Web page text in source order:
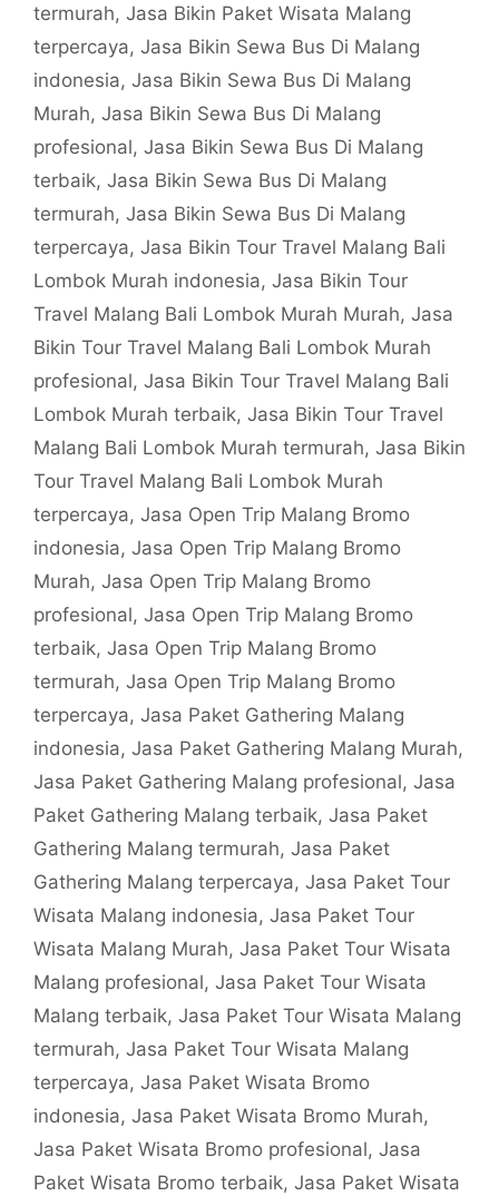
termurah, Jasa Bikin Paket Wisata Malang
terpercaya, Jasa Bikin Sewa Bus Di Malang
indonesia, Jasa Bikin Sewa Bus Di Malang
Murah, Jasa Bikin Sewa Bus Di Malang
profesional, Jasa Bikin Sewa Bus Di Malang
terbaik, Jasa Bikin Sewa Bus Di Malang
termurah, Jasa Bikin Sewa Bus Di Malang
terpercaya, Jasa Bikin Tour Travel Malang Bali
Lombok Murah indonesia, Jasa Bikin Tour
Travel Malang Bali Lombok Murah Murah, Jasa
Bikin Tour Travel Malang Bali Lombok Murah
profesional, Jasa Bikin Tour Travel Malang Bali
Lombok Murah terbaik, Jasa Bikin Tour Travel
Malang Bali Lombok Murah termurah, Jasa Bikin
Tour Travel Malang Bali Lombok Murah
terpercaya, Jasa Open Trip Malang Bromo
indonesia, Jasa Open Trip Malang Bromo
Murah, Jasa Open Trip Malang Bromo
profesional, Jasa Open Trip Malang Bromo
terbaik, Jasa Open Trip Malang Bromo
termurah, Jasa Open Trip Malang Bromo
terpercaya, Jasa Paket Gathering Malang
indonesia, Jasa Paket Gathering Malang Murah,
Jasa Paket Gathering Malang profesional, Jasa
Paket Gathering Malang terbaik, Jasa Paket
Gathering Malang termurah, Jasa Paket
Gathering Malang terpercaya, Jasa Paket Tour
Wisata Malang indonesia, Jasa Paket Tour
Wisata Malang Murah, Jasa Paket Tour Wisata
Malang profesional, Jasa Paket Tour Wisata
Malang terbaik, Jasa Paket Tour Wisata Malang
termurah, Jasa Paket Tour Wisata Malang
terpercaya, Jasa Paket Wisata Bromo
indonesia, Jasa Paket Wisata Bromo Murah,
Jasa Paket Wisata Bromo profesional, Jasa
Paket Wisata Bromo terbaik, Jasa Paket Wisata